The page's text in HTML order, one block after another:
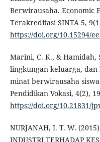
Berwirausaha. Economic
Terakreditasi SINTA 5,
https://doi.org/10.15294/
Marini, C. K., & Hamidah,
lingkungan keluarga,
minat berwirausaha
Pendidikan Vokasi, 4(2),
https://doi.org/10.21831/
NURJANAH, I. T. W.
INDUSTRI TERHADAP